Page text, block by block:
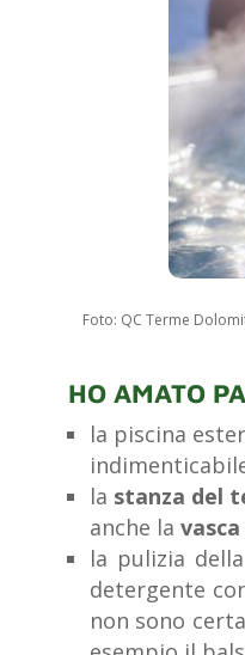
Foto: QC Terme
HO AMATO
la piscina
la stanza del
anche la
la pulizia
detergente
non sono